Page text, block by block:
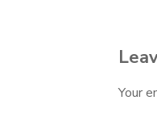
Your